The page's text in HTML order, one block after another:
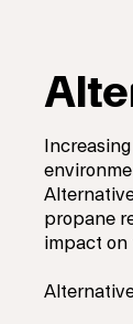
propane
impact on